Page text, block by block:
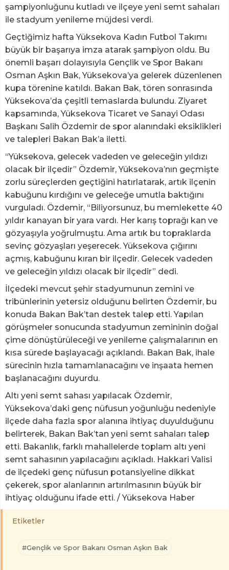
şampiyonluğunu kutladı ve ilçeye yeni semt sahaları
ile stadyum yenileme müjdesi verdi.
Geçtiğimiz hafta Yüksekova Kadın Futbol Takımı
büyük bir başarıya imza atarak şampiyon oldu. Bu
önemli başarı dolayısıyla Gençlik ve Spor Bakanı
Osman Aşkın Bak, Yüksekova’ya gelerek düzenlenen
kupa törenine katıldı. Bakan Bak, tören sonrasında
Yüksekova’da çeşitli temaslarda bulundu. Ziyaret
kapsamında, Yüksekova Ticaret ve Sanayi Odası
Başkanı Salih Özdemir de spor alanındaki eksiklikleri
ve talepleri Bakan Bak’a iletti.
“Yüksekova, gelecek vadeden ve geleceğin yıldızı
olacak bir ilçedir” Özdemir, Yüksekova’nın geçmişte
zorlu süreçlerden geçtiğini hatırlatarak, artık ilçenin
kabuğunu kırdığını ve geleceğe umutla baktığını
vurguladı. Özdemir, “Biliyorsunuz, bu memlekette 40
yıldır kanayan bir yara vardı. Her karış toprağı kan ve
gözyaşıyla yoğrulmuştu. Ama artık bu topraklarda
sevinç gözyaşları yeşerecek. Yüksekova çığırını
açmış, kabuğunu kıran bir ilçedir. Gelecek vadeden
ve geleceğin yıldızı olacak bir ilçedir” dedi.
İlçedeki mevcut şehir stadyumunun zemini ve
tribünlerinin yetersiz olduğunu belirten Özdemir, bu
konuda Bakan Bak’tan destek talep etti. Yapılan
görüşmeler sonucunda stadyumun zemininin doğal
çime dönüştürüleceği ve yenileme çalışmalarının en
kısa sürede başlayacağı açıklandı. Bakan Bak, ihale
sürecinin hızla tamamlanacağını ve inşaata hemen
başlanacağını duyurdu.
Altı yeni semt sahası yapılacak Özdemir,
Yüksekova’daki genç nüfusun yoğunluğu nedeniyle
ilçede daha fazla spor alanına ihtiyaç duyulduğunu
belirterek, Bakan Bak’tan yeni semt sahaları talep
etti. Bakanlık, farklı mahallelerde toplam altı yeni
semt sahasının yapılacağını açıkladı. Hakkari Valisi
de ilçedeki genç nüfusun potansiyeline dikkat
çekerek, spor alanlarının artırılmasının büyük bir
ihtiyaç olduğunu ifade etti. / Yüksekova Haber
Etiketler
#Gençlik ve Spor Bakanı Osman Aşkın Bak